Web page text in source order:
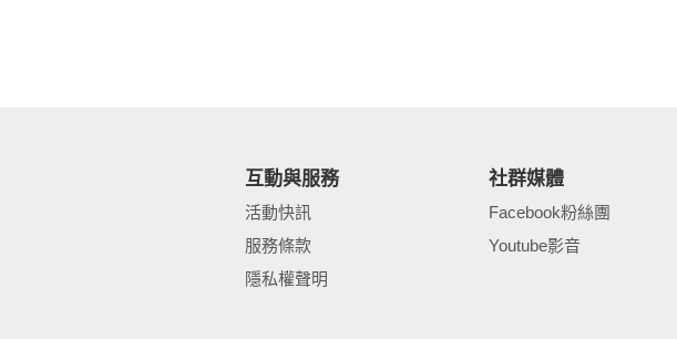
互動與服務
活動快訊
服務條款
隱私權聲明
社群媒體
Facebook粉絲團
Youtube影音